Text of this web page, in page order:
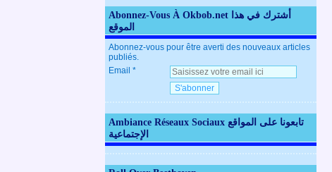
Abonnez-Vous À Okbob.net أشترك في هذا
الموقع
Abonnez-vous pour être averti des nouveaux articles
publiés.
Email
Ambiance Réseaux Sociaux تابعونا على المواقع
الإجتماعية